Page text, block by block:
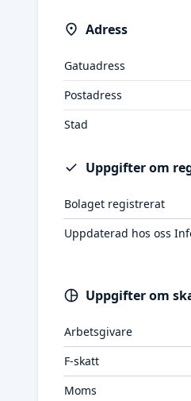
Adress
Gatuadress
Postadress
Stad
Uppgifter om
Bolaget registrerat
Uppdaterad hos oss
Uppgifter om
Arbetsgivare
F-skatt
Moms